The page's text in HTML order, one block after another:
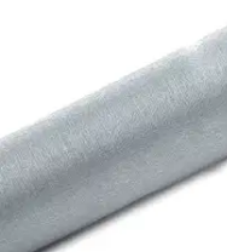
Ominaisuudet
Oletko
Ovatko tuotetiedot